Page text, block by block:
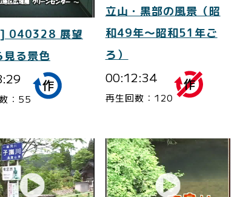
040328 展望
見る景色
：55
立山・黒部の風景（昭
和49年～昭和51年ご
ろ）
00:12:34
再生回数：120